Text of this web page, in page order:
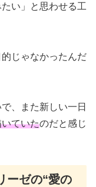
い」と思わせる工
じゃなかったんだ
、また新しい一日
ていたのだと感じ
ーゼの“愛の